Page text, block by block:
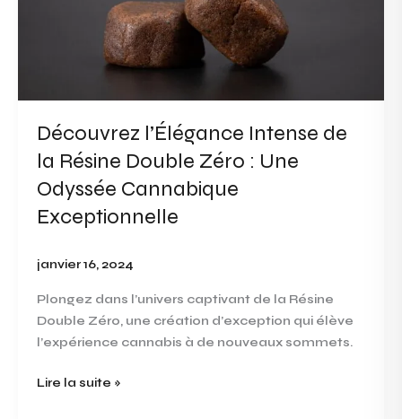
Découvrez l’Élégance Intense de
la Résine Double Zéro : Une
Odyssée Cannabique
Exceptionnelle
janvier 16, 2024
Plongez dans l’univers captivant de la Résine
Double Zéro, une création d’exception qui élève
l’expérience cannabis à de nouveaux sommets.
Une
Odyssée
Exceptionnelle
Lire la suite »